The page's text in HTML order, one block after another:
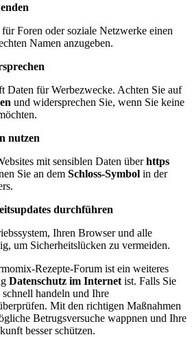
Foren oder soziale Netzwerke einen
Namen anzugeben.
Daten für Werbezwecke. Achten Sie auf
und widersprechen Sie, wenn Sie keine
nutzen
mit sensiblen Daten überhttps
Sie an dem Schloss-Symbol in der
durchführen
Ihren Browser und alle
um Sicherheitslücken zu vermeiden.
Rezepte-Forum ist ein weiteres
Datenschutz im Internet ist. Falls Sie
handeln und Ihre
Mit den richtigen Maßnahmen
Betrugsversuche wappnen und Ihre
besser schützen.